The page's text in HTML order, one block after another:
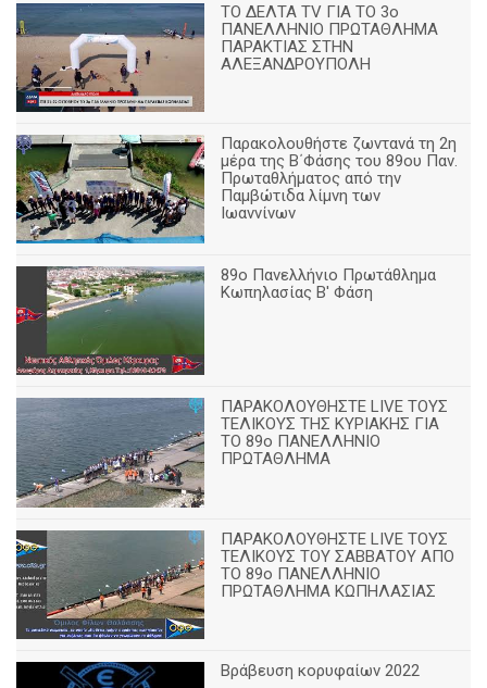
ΤΟ ΔΕΛΤΑ ΤV ΓΙΑ ΤΟ 3ο
ΠΑΝΕΛΛΗΝΙΟ ΠΡΩΤΑΘΛΗΜΑ
ΠΑΡΑΚΤΙΑΣ ΣΤΗΝ
ΑΛΕΞΑΝΔΡΟΥΠΟΛΗ
Παρακολουθήστε ζωντανά τη 2η
μέρα της Β΄Φάσης του 89ου Παν.
Πρωταθλήματος από την
Παμβώτιδα λίμνη των
Ιωαννίνων
89o Πανελλήνιο Πρωτάθλημα
Κωπηλασίας Β' Φάση
ΠΑΡΑΚΟΛΟΥΘΗΣΤΕ LIVE ΤΟΥΣ
ΤΕΛΙΚΟΥΣ ΤΗΣ ΚΥΡΙΑΚΗΣ ΓΙΑ
ΤΟ 89ο ΠΑΝΕΛΛΗΝΙΟ
ΠΡΩΤΑΘΛΗΜΑ
ΠΑΡΑΚΟΛΟΥΘΗΣΤΕ LIVE ΤΟΥΣ
ΤΕΛΙΚΟΥΣ ΤΟΥ ΣΑΒΒΑΤΟΥ ΑΠΟ
TO 89o ΠΑΝΕΛΛΗΝΙΟ
ΠΡΩΤΑΘΛΗΜΑ ΚΩΠΗΛΑΣΙΑΣ
Βράβευση κορυφαίων 2022